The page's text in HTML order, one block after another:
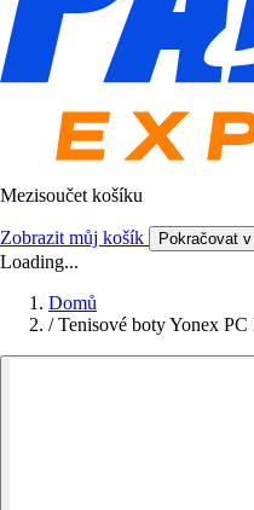
Mezisoučet košíku
Zobrazit můj košík Pokračovat
Loading...
Domů
/ Tenisové boty Yonex